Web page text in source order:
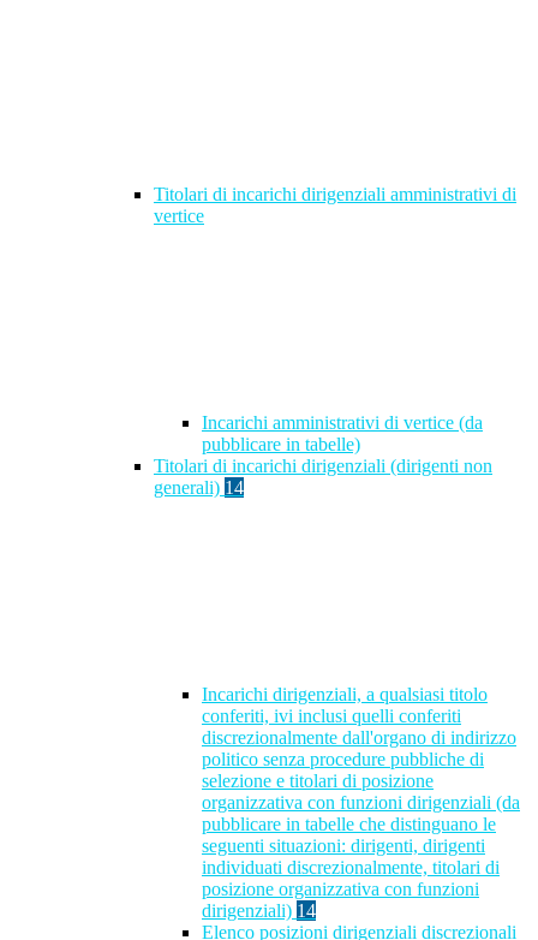
Titolari di incarichi dirigenziali amministrativi di
vertice
Incarichi amministrativi di vertice (da
pubblicare in tabelle)
Titolari di incarichi dirigenziali (dirigenti non
generali) 14
Incarichi dirigenziali, a qualsiasi titolo
conferiti, ivi inclusi quelli conferiti
discrezionalmente dall'organo di indirizzo
politico senza procedure pubbliche di
selezione e titolari di posizione
organizzativa con funzioni dirigenziali (da
pubblicare in tabelle che distinguano le
seguenti situazioni: dirigenti, dirigenti
individuati discrezionalmente, titolari di
posizione organizzativa con funzioni
dirigenziali) 14
Elenco posizioni dirigenziali discrezionali